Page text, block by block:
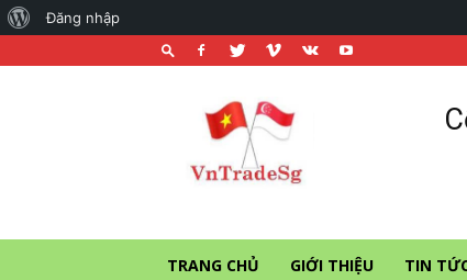
Cổng
thương
và
vào
Singapore
TRANG CHỦ GIỚI THIỆU TIN
About
Đăng nhập